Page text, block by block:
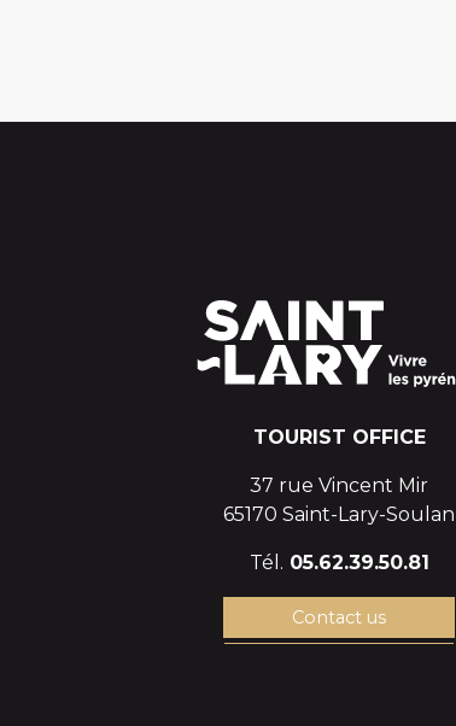
TOURIST OFFICE
37 rue Vincent Mir
65170 Saint-Lary-Soulan
Tél. 05.62.39.50.81
Contact us